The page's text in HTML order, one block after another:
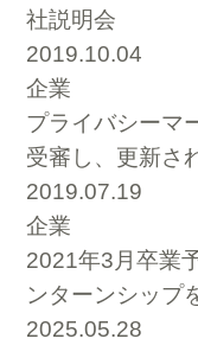
社説明会
2019.10.04
企業
プライバシーマ
受審し、更新さ
2019.07.19
企業
2021年3月卒業
ンターンシップ
2025.05.28